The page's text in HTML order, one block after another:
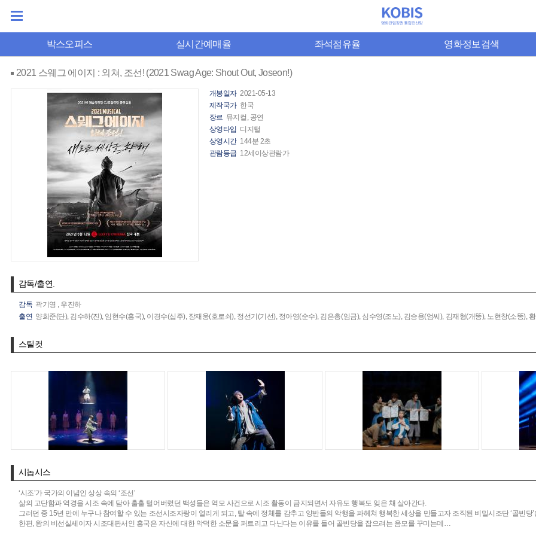
박스오피스 실시간예매율 좌석점유율 영화정보검색
2021 스웨그 에이지 : 외쳐, 조선! (2021 Swag Age: Shout Out, Joseon!)
개봉일자 2021-05-13
제작국가 한국
장르 뮤지컬, 공연
상영타입 디지털
상영시간 144분 2초
관람등급 12세이상관람가
감독/출연.
감독 곽기영 , 우진하
출연 양희준(단), 김수하(진), 임현수(홍국), 이경수(십주), 장재웅(호로쇠), 정선기(기선), 정아영(순수), 김은총(임금), 심수영(조노), 김승용(엄씨), 김재형(개똥), 노현창(소똥),
스틸컷
시놉시스
‘시조’가 국가의 이념인 상상 속의 ‘조선’
삶의 고단함과 역경을 시조 속에 담아 훌훌 털어버렸던 백성들은 역모 사건으로 시조 활동이 금지되면서 자유도 행복도 잊은 채 살아간다.
그러던 중 15년 만에 누구나 참여할 수 있는 조선시조자랑이 열리게 되고, 탈 속에 정체를 감추고 양반들의 악행을 파헤쳐 행복한 세상을 만들고자 조직된 비밀시조단 ‘골빈
한편, 왕의 비선실세이자 시조대판서인 홍국은 자신에 대한 악덕한 소문을 퍼트리고 다닌다는 이유를 들어 골빈당을 잡으려는 음모를 꾸미는데…